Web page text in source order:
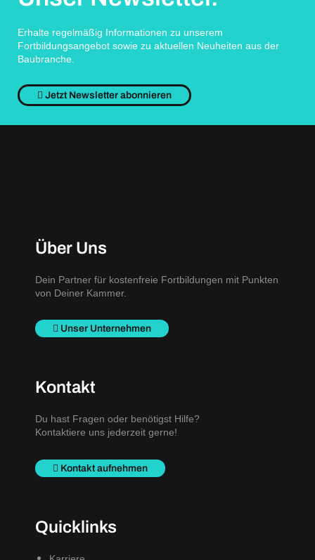
Erhalte regelmäßig Informationen zu unserem
Fortbildungsangebot sowie zu aktuellen Neuheiten aus der
Baubranche.
Jetzt Newsletter abonnieren
Über Uns
Dein Partner für kostenfreie Fortbildungen mit Punkten
von Deiner Kammer.
Unser Unternehmen
Kontakt
Du hast Fragen oder benötigst Hilfe?
Kontaktiere uns jederzeit gerne!
Kontakt aufnehmen
Quicklinks